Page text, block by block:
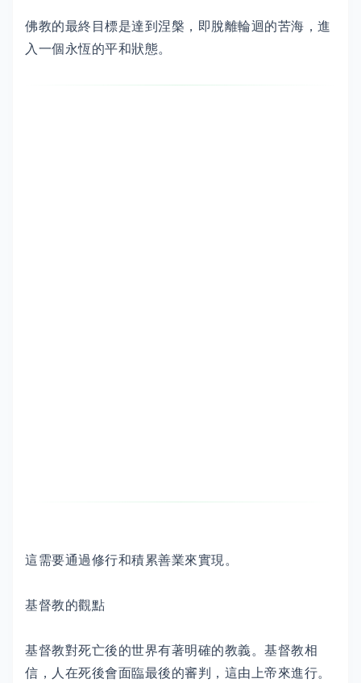
佛教的最終目標是達到涅槃，即脫離輪迴的苦海，進
入一個永恆的平和狀態。
這需要通過修行和積累善業來實現。
基督教的觀點
基督教對死亡後的世界有著明確的教義。基督教相
信，人在死後會面臨最後的審判，這由上帝來進行。